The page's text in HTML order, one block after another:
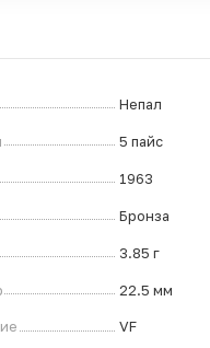
Непал
5 пайс
1963
Бронза
3.85 г
22.5 мм
VF